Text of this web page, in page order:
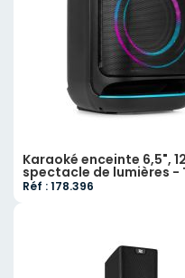
Karaoké enceinte 6,5",
spectacle de lumières -
Réf : 178.396